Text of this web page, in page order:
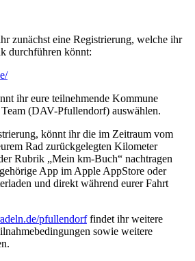
zunächst eine Registrierung, welche ihr
durchführen könnt:
ihr eure teilnehmende Kommune
(DAV-Pfullendorf) auswählen.
könnt ihr die im Zeitraum vom
Rad zurückgelegten Kilometer
Rubrik „Mein km-Buch“ nachtragen
App im Apple AppStore oder
und direkt während eurer Fahrt
pfullendorffindet ihr weitere
sowie weitere